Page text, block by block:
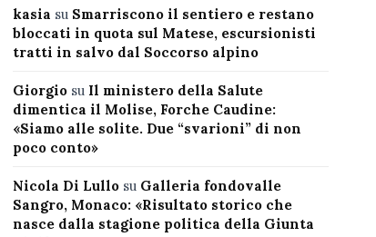
kasia su Smarriscono il sentiero e restano
bloccati in quota sul Matese, escursionisti
tratti in salvo dal Soccorso alpino
Giorgiosu Il ministero della Salute
dimentica il Molise, Forche Caudine:
«Siamo alle solite. Due “svarioni” di non
poco conto»
Nicola Di Lullosu Galleria fondovalle
Sangro, Monaco: «Risultato storico che
nasce dalla stagione politica della Giunta